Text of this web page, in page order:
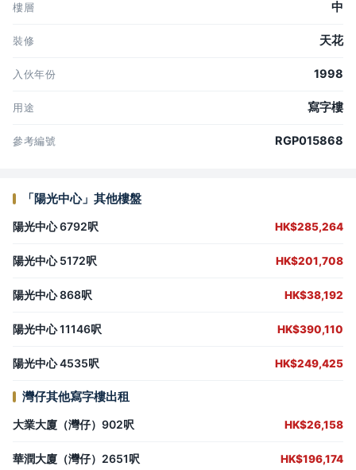
樓層 中
裝修 天花
入伙年份 1998
用途 寫字樓
參考編號 RGP015868
「陽光中心」其他樓盤
陽光中心 6792呎 HK$285,264
陽光中心 5172呎 HK$201,708
陽光中心 868呎 HK$38,192
陽光中心 11146呎 HK$390,110
陽光中心 4535呎 HK$249,425
灣仔其他寫字樓出租
大業大廈（灣仔）902呎 HK$26,158
華潤大廈（灣仔）2651呎 HK$196,174